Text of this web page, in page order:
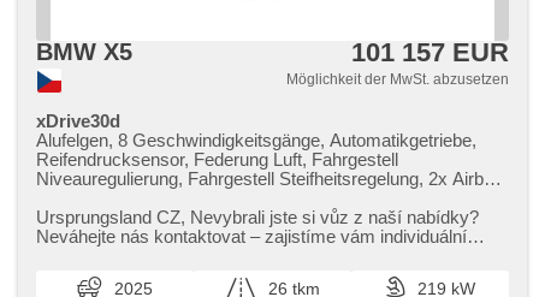
BMW X5 101 157 EUR
Möglichkeit der MwSt. abzusetzen
xDrive30d
Alufelgen, 8 Geschwindigkeitsgänge, Automatikgetriebe,
Reifendrucksensor, Federung Luft, Fahrgestell
Niveauregulierung, Fahrgestell Steifheitsregelung, 2x Airbag,
odvětrávaná sedadla, paměť nastavení sedadla řidiče, El.
einstellbare Sitze, Längssitzvorschub, höheneinstellbare
Lenkrad, Holzverkleidung, El. Klappspiegel, samostmívací
Ursprungsland CZ,​ Nevybrali jste si vůz z naší nabídky?
Neváhejte nás kontaktovat – zajistíme vám individuální
2025 26 tkm
219 kW